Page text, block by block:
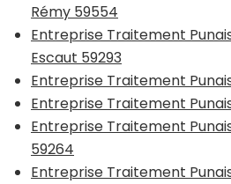
Rémy 59554
Entreprise Traitement
Escaut 59293
Entreprise Traitement
Entreprise Traitement
Entreprise Traitement
59264
Entreprise Traitement